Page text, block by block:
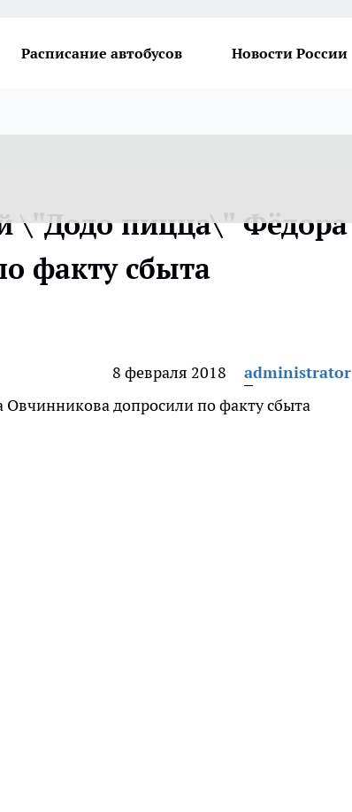
Расписание автобусов Новости России
\"Додо пицца\" Фёдора
факту сбыта
8 февраля 2018 administrator